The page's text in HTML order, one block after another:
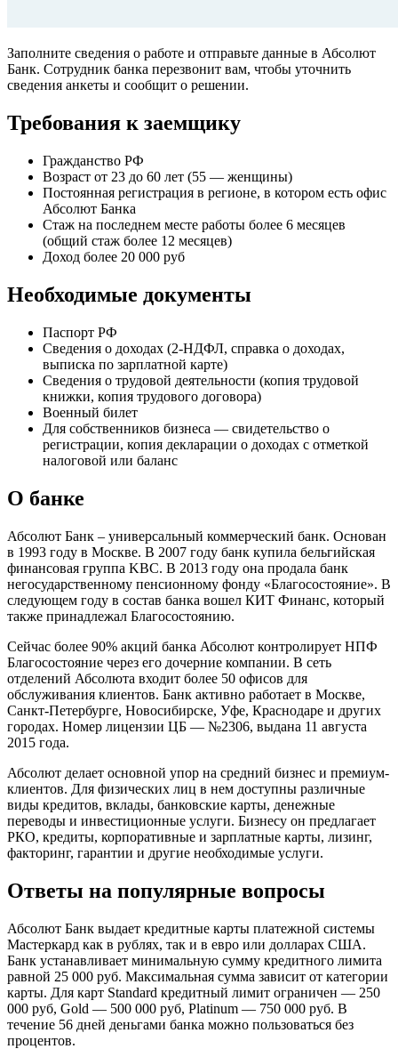
Заполните сведения о работе и отправьте данные в Абсолют
Банк. Сотрудник банка перезвонит вам, чтобы уточнить
сведения анкеты и сообщит о решении.
Требования к заемщику
Гражданство РФ
Возраст от 23 до 60 лет (55 — женщины)
Постоянная регистрация в регионе, в котором есть офис
Абсолют Банка
Стаж на последнем месте работы более 6 месяцев
(общий стаж более 12 месяцев)
Доход более 20 000 руб
Необходимые документы
Паспорт РФ
Сведения о доходах (2-НДФЛ, справка о доходах,
выписка по зарплатной карте)
Сведения о трудовой деятельности (копия трудовой
книжки, копия трудового договора)
Военный билет
Для собственников бизнеса — свидетельство о
регистрации, копия декларации о доходах с отметкой
налоговой или баланс
О банке
Абсолют Банк – универсальный коммерческий банк. Основан
в 1993 году в Москве. В 2007 году банк купила бельгийская
финансовая группа KBC. В 2013 году она продала банк
негосударственному пенсионному фонду «Благосостояние». В
следующем году в состав банка вошел КИТ Финанс, который
также принадлежал Благосостоянию.
Сейчас более 90% акций банка Абсолют контролирует НПФ
Благосостояние через его дочерние компании. В сеть
отделений Абсолюта входит более 50 офисов для
обслуживания клиентов. Банк активно работает в Москве,
Санкт-Петербурге, Новосибирске, Уфе, Краснодаре и других
городах. Номер лицензии ЦБ — №2306, выдана 11 августа
2015 года.
Абсолют делает основной упор на средний бизнес и премиум-
клиентов. Для физических лиц в нем доступны различные
виды кредитов, вклады, банковские карты, денежные
переводы и инвестиционные услуги. Бизнесу он предлагает
РКО, кредиты, корпоративные и зарплатные карты, лизинг,
факторинг, гарантии и другие необходимые услуги.
Ответы на популярные вопросы
Абсолют Банк выдает кредитные карты платежной системы
Мастеркард как в рублях, так и в евро или долларах США.
Банк устанавливает минимальную сумму кредитного лимита
равной 25 000 руб. Максимальная сумма зависит от категории
карты. Для карт Standard кредитный лимит ограничен — 250
000 руб, Gold — 500 000 руб, Platinum — 750 000 руб. В
течение 56 дней деньгами банка можно пользоваться без
процентов.